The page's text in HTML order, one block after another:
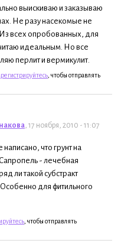
выискиваю и заказываю
Не разу насекомые не
всех опробованных, для
идеальным. Но все
перлит и вермикулит.
, чтобы отправлять
, 17 ноября, 2010 - 11:07
что грунт на
- лечебная
ли такой субстракт
для фитильного
, чтобы отправлять